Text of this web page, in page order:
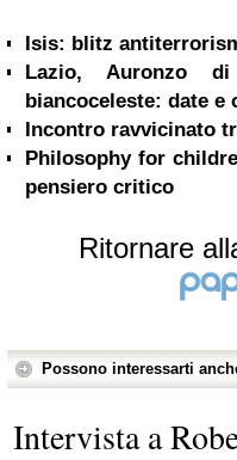
Isis: blitz
Lazio, Auronzo
biancoceleste: date e
Incontro ravvicinato
Philosophy for
pensiero critico
Ritornare
Possono interessarti
Intervista a